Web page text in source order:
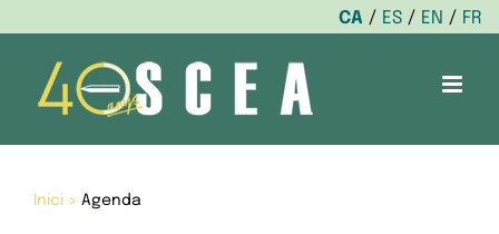
CA ES EN
FR
content
Inici> Agenda